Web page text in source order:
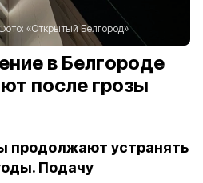
«Открытый Белгород»
в Белгороде
после грозы
продолжают устранять
Подачу